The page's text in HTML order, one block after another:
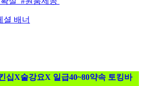
십X술강요X 일급40~80약속 토킹바